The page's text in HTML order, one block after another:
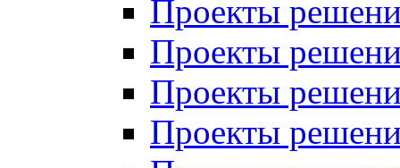
Проекты
Проекты
Проекты
Проекты